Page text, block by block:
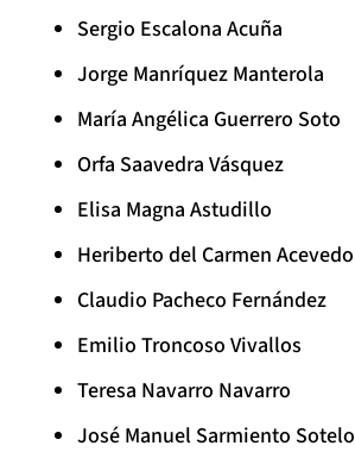
Sergio Escalona Acuña
Jorge Manríquez Manterola
María Angélica Guerrero Soto
Orfa Saavedra Vásquez
Elisa Magna Astudillo
Heriberto del Carmen Acevedo
Claudio Pacheco Fernández
Emilio Troncoso Vivallos
Teresa Navarro Navarro
José Manuel Sarmiento Sotelo